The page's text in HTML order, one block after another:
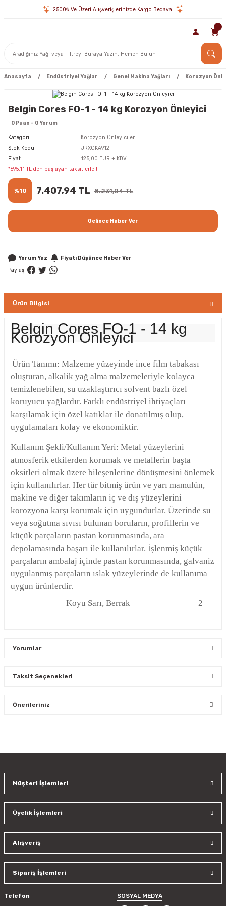
2500₺ Ve Üzeri Alışverişlerinizde Kargo Bedava.
Anasayfa Endüstriyel Yağlar Genel Makina Yağları Korozyon
Belgin Cores FO-1 - 14 kg Korozyon Önleyici
0 Puan - 0 Yorum
Kategori
Korozyon Önleyiciler
Stok Kodu
JRXGKA912
Fiyat
125,00 EUR + KDV
*695,11 TL den başlayan taksitlerle!!
%10 7.407,94 TL 8.231,04 TL
Gelince Haber Ver
Yorum Yaz
Fiyatı Düşünce Haber Ver
Paylaş
Ürün Bilgisi
Belgin Cores FO-1 - 14 kg
Korozyon Önleyici
Ürün Tanımı: Malzeme yüzeyinde ince film tabakası
oluşturan, alkalik yağ alma malzemeleriyle kolayca
temizlenebilen, su uzaklaştırıcı solvent bazlı özel
koruyucu yağlardır. Farklı endüstriyel ihtiyaçları
karşılamak için özel katıklar ile donatılmış olup,
uygulamaları kolay ve ekonomiktir.
Kullanım Şekli/Kullanım Yeri: Metal yüzeylerini
atmosferik etkilerden korumak ve metallerin başta
oksitleri olmak üzere bileşenlerine dönüşmesini önlemek
için kullanılırlar. Her tür bitmiş ürün ve yarı mamulün,
makine ve diğer takımların iç ve dış yüzeylerini
korozyona karşı korumak için uygundurlar. Üzerinde su
veya soğutma sıvısı bulunan boruların, profillerin ve
küçük parçaların pastan korunmasında, ara
depolamasında başarı ile kullanılırlar. İşlenmiş küçük
parçaların ambalaj içinde pastan korunmasında, galvaniz
uygulanmış parçaların ıslak yüzeylerinde de kullanıma
uygun ürünlerdir.
Koyu Sarı, Berrak
2
Yorumlar
Taksit Seçenekleri
Önerileriniz
Ürün resmi kalitesiz, bozuk veya görüntülenemiyor.
Ürün bilgilerinde hatalar bulunuyor.
Bu ürüne benzer farklı alternatifler olmalı.
Müşteri İşlemleri
Üyelik İşlemleri
Alışveriş
Sipariş İşlemleri
Telefon SOSYAL MEDYA